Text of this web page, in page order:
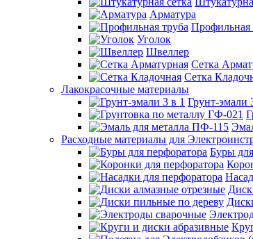
Арматура
Профильная
Уголок
Швеллер
Сетка
Сетка
Лакокрасочные материалы
Грунт-эмали
Расходные материалы для
Буры